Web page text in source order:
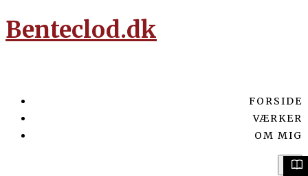
Benteclod.dk
FORSIDE
VÆRKER
OM MIG